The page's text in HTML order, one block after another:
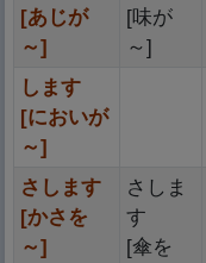
[あじが
～]
[味が
～]
します
[においが
～]
さします
[かさを
～]
さしま
す
[傘を